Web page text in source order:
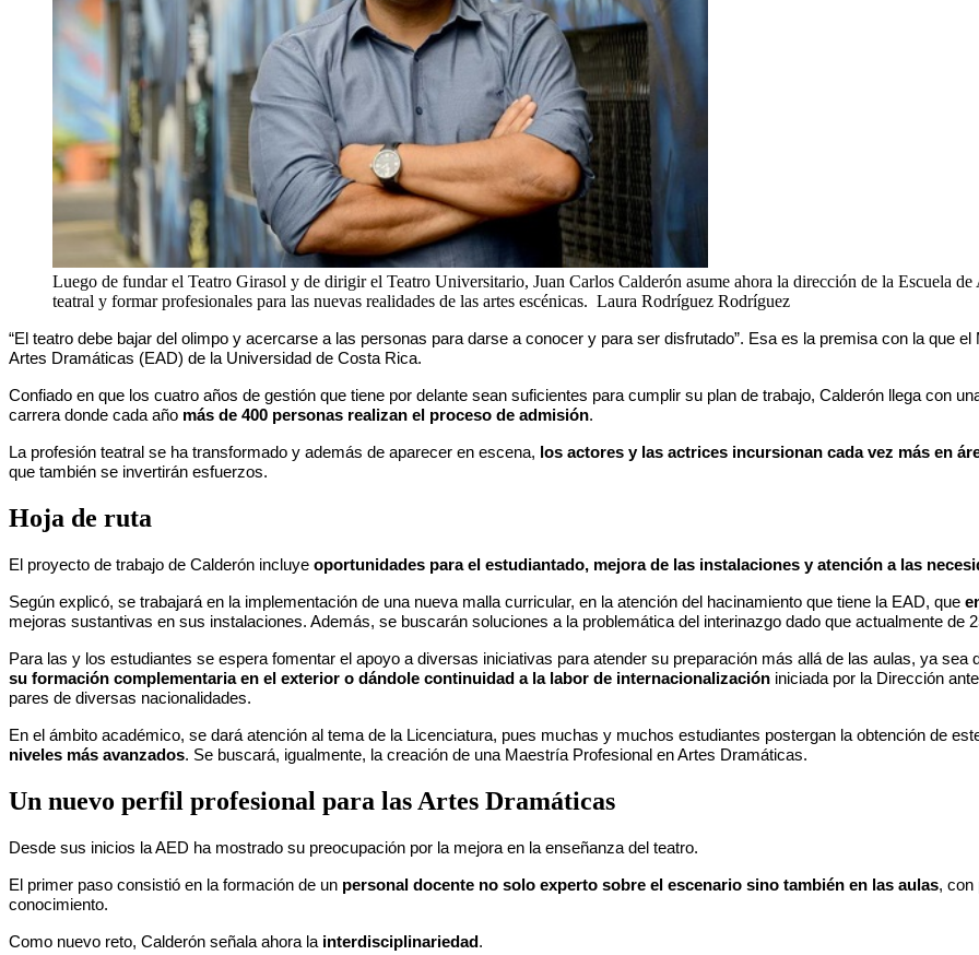
Luego de fundar el Teatro Girasol y de dirigir el Teatro Universitario, Juan Carlos Calderón asume ahora la dirección de la Escuela
teatral y formar profesionales para las nuevas realidades de las artes escénicas. Laura Rodríguez Rodríguez
“El teatro debe bajar del olimpo y acercarse a las personas para darse a conocer y para ser disfrutado”. Esa es la premisa con la que
Artes Dramáticas (EAD) de la Universidad de Costa Rica.
Confiado en que los cuatro años de gestión que tiene por delante sean suficientes para cumplir su plan de trabajo, Calderón llega con
carrera donde cada año más de 400 personas realizan el proceso de admisión.
La profesión teatral se ha transformado y además de aparecer en escena, los actores y las actrices incursionan cada vez más en
que también se invertirán esfuerzos.
Hoja de ruta
El proyecto de trabajo de Calderón incluye oportunidades para el estudiantado, mejora de las instalaciones y atención a las
Según explicó, se trabajará en la implementación de una nueva malla curricular, en la atención del hacinamiento que tiene la EAD, que
mejoras sustantivas en sus instalaciones. Además, se buscarán soluciones a la problemática del interinazgo dado que actualmente de
Para las y los estudiantes se espera fomentar el apoyo a diversas iniciativas para atender su preparación más allá de las aulas, ya sea
su formación complementaria en el exterior o dándole continuidad a la labor de internacionalización iniciada por la Dirección
pares de diversas nacionalidades.
En el ámbito académico, se dará atención al tema de la Licenciatura, pues muchas y muchos estudiantes postergan la obtención de
niveles más avanzados. Se buscará, igualmente, la creación de una Maestría Profesional en Artes Dramáticas.
Un nuevo perfil profesional para las Artes Dramáticas
Desde sus inicios la AED ha mostrado su preocupación por la mejora en la enseñanza del teatro.
El primer paso consistió en la formación de un personal docente no solo experto sobre el escenario sino también en las aulas, con
conocimiento.
Como nuevo reto, Calderón señala ahora la interdisciplinariedad .